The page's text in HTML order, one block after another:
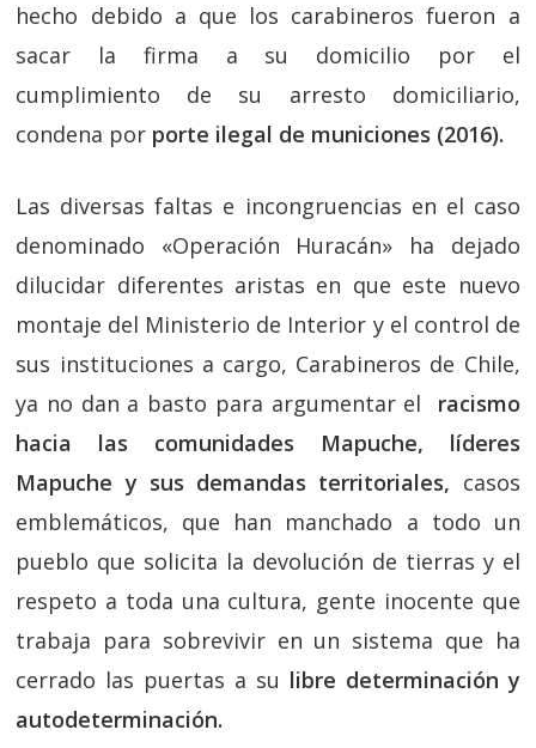
hecho debido a que los carabineros fueron a
sacar la firma a su domicilio por el
cumplimiento de su arresto domiciliario,
condena por porte ilegal de municiones (2016).
Las diversas faltas e incongruencias en el caso
denominado «Operación Huracán» ha dejado
dilucidar diferentes aristas en que este nuevo
montaje del Ministerio de Interior y el control de
sus instituciones a cargo, Carabineros de Chile,
ya no dan a basto para argumentar el racismo
hacia las comunidades Mapuche, líderes
Mapuche y sus demandas territoriales, casos
emblemáticos, que han manchado a todo un
pueblo que solicita la devolución de tierras y el
respeto a toda una cultura, gente inocente que
trabaja para sobrevivir en un sistema que ha
cerrado las puertas a su libre determinación y
autodeterminación.